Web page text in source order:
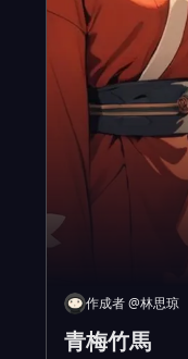
作成者@林思琼
青梅竹馬